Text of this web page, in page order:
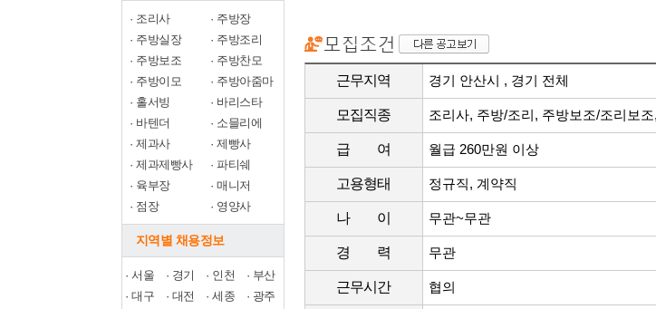
· 조리사 · 주방장
· 주방실장 · 주방조리
· 주방보조 · 주방찬모
· 주방이모 · 주방아줌마
· 홀서빙 · 바리스타
· 바텐더 · 소믈리에
·제과사 ·제빵사
·제과제빵사 ·파티쉐
· 육부장 ·매니저
· 점장 · 영양사
지역별 채용정보
· 서울 · 경기 · 인천 · 부산
· 대구 · 대전 · 세종 · 광주
근무지역 경기 안산시 , 경기 전체
모집직종 조리사, 주방/조리, 주방보조/조리보
급 여 월급 260만원 이상
고용형태 정규직, 계약직
나 이 무관~무관
경 력 무관
근무시간 협의